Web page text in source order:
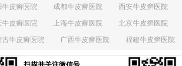
牛皮癣医院 成都牛皮癣医院 西安牛皮癣医院
牛皮癣医院 上海牛皮癣医院 北京牛皮癣医院
古牛皮癣医院 广西牛皮癣医院 福建牛皮癣医院
牛皮癣医院 江西牛皮癣医院 江苏牛皮癣医院